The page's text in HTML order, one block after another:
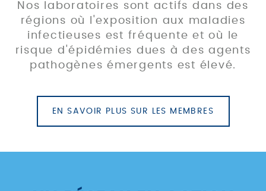
Nos laboratoires sont actifs dans des
régions où l'exposition aux maladies
infectieuses est fréquente et où le
risque d'épidémies dues à des agents
pathogènes émergents est élevé.
EN SAVOIR PLUS SUR LES MEMBRES